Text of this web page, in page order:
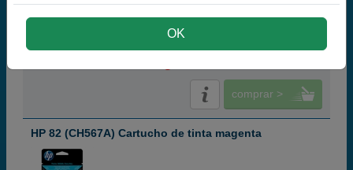
comprar >
HP 82 (CH567A) Cartucho de tinta magenta
OK